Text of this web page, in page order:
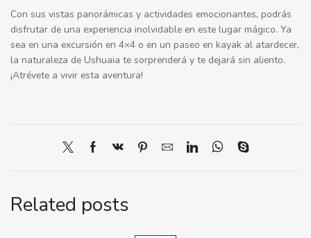
Con sus vistas panorámicas y actividades emocionantes, podrás
disfrutar de una experiencia inolvidable en este lugar mágico. Ya
sea en una excursión en 4×4 o en un paseo en kayak al atardecer,
la naturaleza de Ushuaia te sorprenderá y te dejará sin aliento.
¡Atrévete a vivir esta aventura!
Related posts